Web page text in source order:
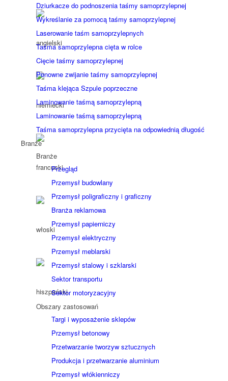
Dziurkacze do podnoszenia taśmy samoprzylepnej
Wykreślanie za pomocą taśmy samoprzylepnej
Laserowanie taśm samoprzylepnych
Taśma samoprzylepna cięta w rolce
Cięcie taśmy samoprzylepnej
Ponowne zwijanie taśmy samoprzylepnej
Taśma klejąca Szpule poprzeczne
Laminowanie taśmą samoprzylepną
Laminowanie taśmą samoprzylepną
Taśma samoprzylepna przycięta na odpowiednią długość
Branże
Branże
Przegląd
Przemysł budowlany
Przemysł poligraficzny i graficzny
Branża reklamowa
Przemysł papierniczy
Przemysł elektryczny
Przemysł meblarski
Przemysł stalowy i szklarski
Sektor transportu
Sektor motoryzacyjny
Obszary zastosowań
Targi i wyposażenie sklepów
Przemysł betonowy
Przetwarzanie tworzyw sztucznych
Produkcja i przetwarzanie aluminium
Przemysł włókienniczy